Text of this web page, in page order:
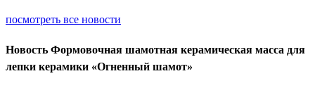
посмотреть все новости
Новость Формовочная шамотная керамическая масса для
лепки керамики «Огненный шамот»